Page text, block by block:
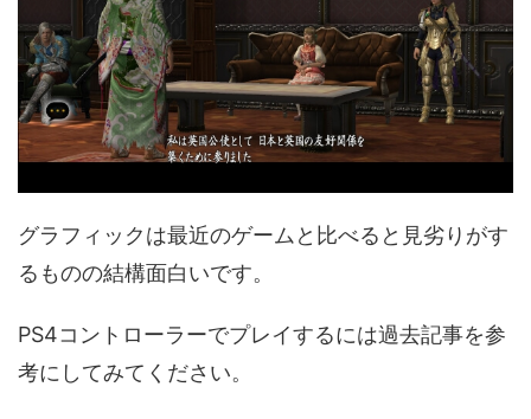
グラフィックは最近のゲームと比べると見劣りがす
るものの結構面白いです。
PS4コントローラーでプレイするには過去記事を参
考にしてみてください。